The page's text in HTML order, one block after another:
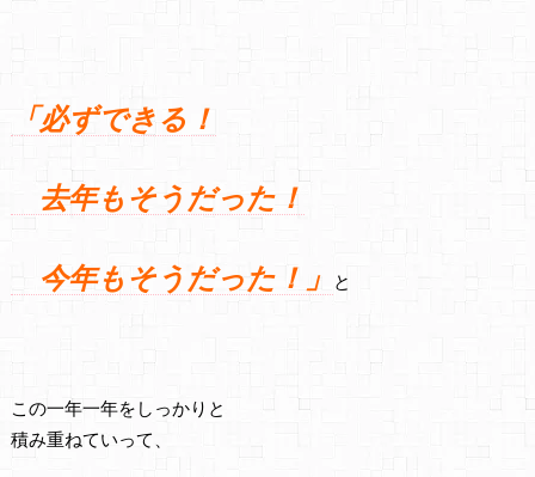
「必ずできる！
去年もそうだった！
今年もそうだった！」 と
この一年一年をしっかりと
積み重ねていって、